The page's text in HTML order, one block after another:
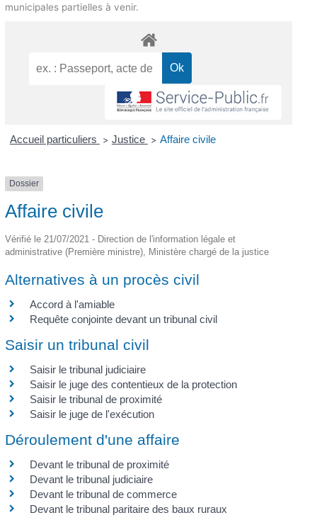
municipales partielles à venir.
Accueil particuliers > Justice > Affaire civile
Dossier
Affaire civile
Vérifié le 21/07/2021 - Direction de l'information légale et
administrative (Première ministre), Ministère chargé de la justice
Alternatives à un procès civil
Accord à l'amiable
Requête conjointe devant un tribunal civil
Saisir un tribunal civil
Saisir le tribunal judiciaire
Saisir le juge des contentieux de la protection
Saisir le tribunal de proximité
Saisir le juge de l'exécution
Déroulement d'une affaire
Devant le tribunal de proximité
Devant le tribunal judiciaire
Devant le tribunal de commerce
Devant le tribunal paritaire des baux ruraux